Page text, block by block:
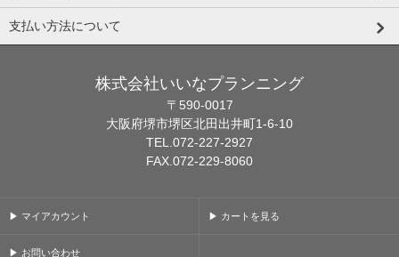
支払い方法について
株式会社いいなプランニング
〒590-0017
大阪府堺市堺区北田出井町1-6-10
TEL.072-227-2927
FAX.072-229-8060
▶ マイアカウント ▶ カートを見る
▶ お問い合わせ